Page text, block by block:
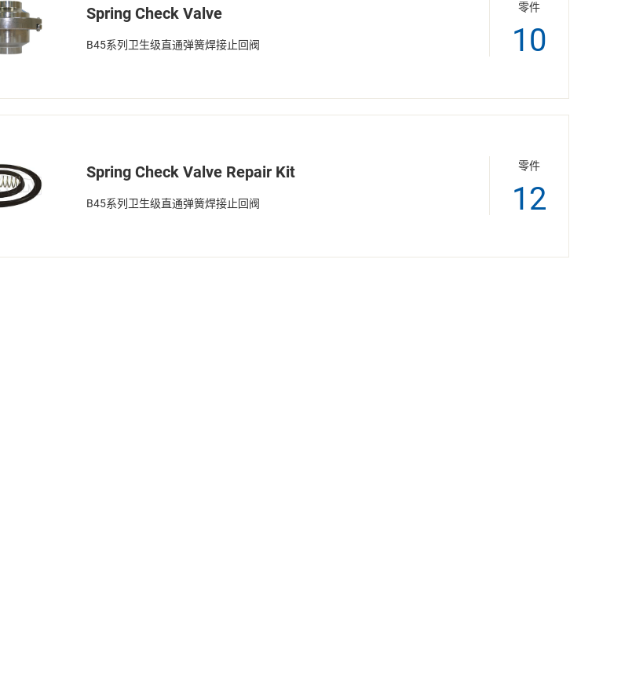
Spring Check Valve
B45系列卫生级直通弹簧焊接止回阀
零件
10
Spring Check Valve Repair Kit
B45系列卫生级直通弹簧焊接止回阀
零件
12